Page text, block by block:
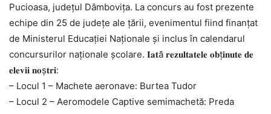
Pucioasa, județul Dâmbovița. La concurs au fost prezente
echipe din 25 de județe ale țării, evenimentul fiind finanțat
de Ministerul Educației Naționale și inclus în calendarul
concursurilor naționale școlare. 𝐈𝐚𝐭ă 𝐫𝐞𝐳𝐮𝐥𝐭𝐚𝐭𝐞𝐥𝐞 𝐨𝐛ț𝐢𝐧𝐮𝐭𝐞 𝐝𝐞
𝐞𝐥𝐞𝐯𝐢𝐢 𝐧𝐨ș𝐭𝐫𝐢:
– Locul 1 – Machete aeronave: Burtea Tudor
– Locul 2 – Aeromodele Captive semimachetă: Preda